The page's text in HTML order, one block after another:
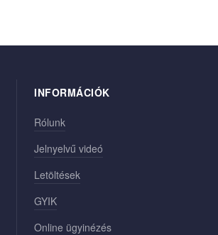
INFORMÁCIÓK
Rólunk
Jelnyelvű videó
Letöltések
GYIK
Online ügyinézés